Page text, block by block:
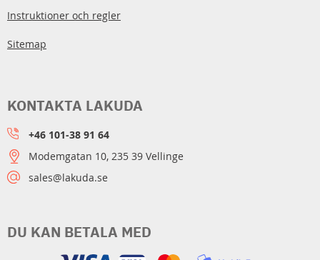
Instruktioner och regler
Sitemap
DU KAN BETALA MED
KONTAKTA LAKUDA
+46 101-38 91 64
Modemgatan 10, 235 39 Vellinge
sales@lakuda.se